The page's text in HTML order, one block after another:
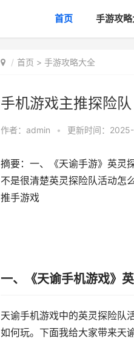
首页 手游攻
首页 > 手游攻略大全
手机游戏主推探险
作者： admin • 更新时间：
摘要：一、《天谕手游》英灵
不是很清楚英灵探险队活动怎
推手游戏
一、《天谕手机游戏》
天谕手机游戏中的英灵探险队
如何玩。下面我给大家带来天